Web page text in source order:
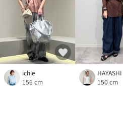
ichie
156 cm
HAYASHI
150 cm